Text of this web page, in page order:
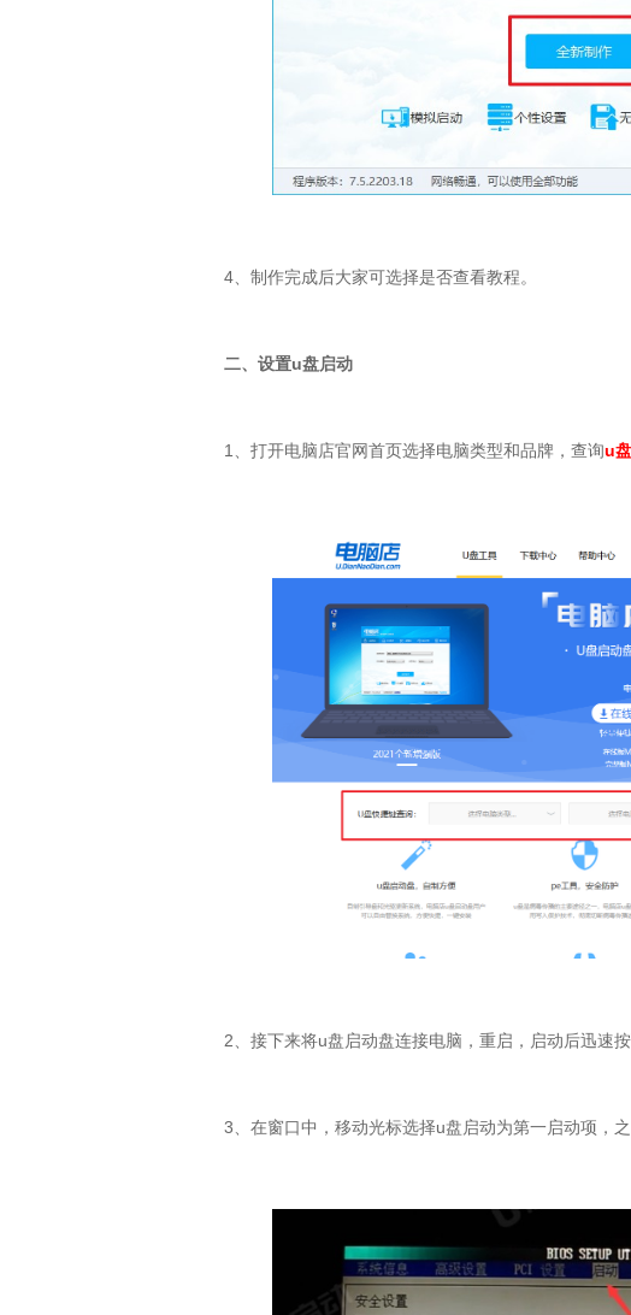
4、制作完成后大家可选择是否查看教程。
二、设置u盘启动
1、打开电脑店官网首页选择电脑类型和品牌，查询u
2 、接下来将u盘启动盘连接电脑，重启，启动后迅速
3 、在窗口中，移动光标选择u盘启动为第一启动项，